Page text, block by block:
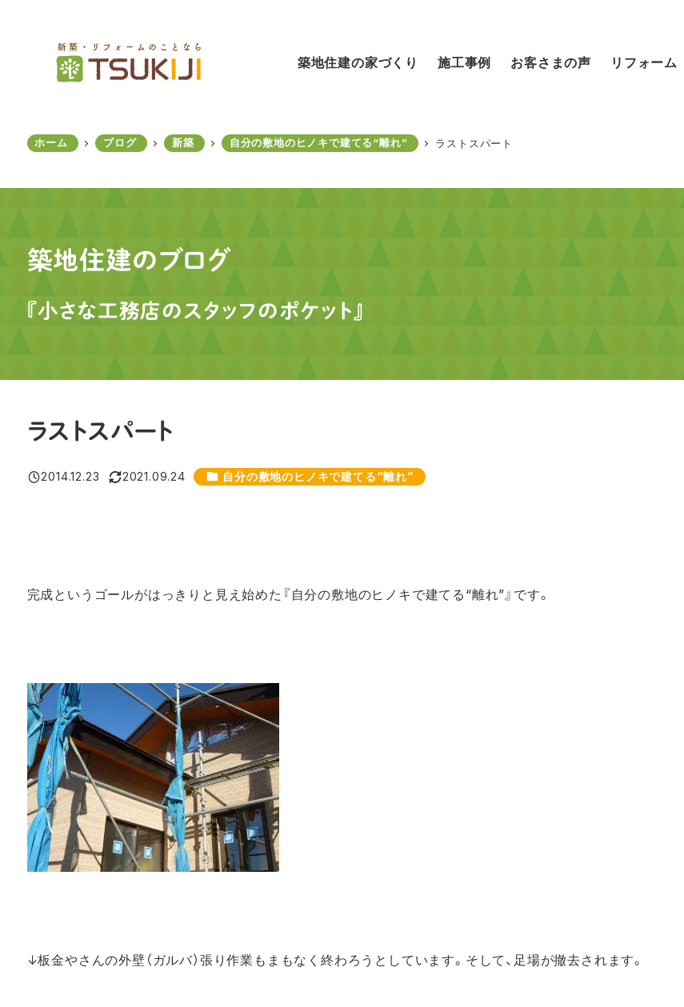
築地住建の家づくり 施工事例 お客さまの声 リフォーム
ホーム ブログ 新築 自分の敷地のヒノキで建てる“離れ” ラストスパート
築地住建のブログ
『小さな工務店のスタッフのポケット』
ラストスパート
投稿日
2014.12.23
更新日
2021.09.24 カテゴリー
自分の敷地のヒノキで建てる“離れ”
完成というゴールがはっきりと見え始めた 『自分の敷地のヒノキで建てる“離れ”』です。
↓板金やさんの外壁（ガルバ）張り作業もまもなく終わろうとしています。そして、足場が撤去されます。